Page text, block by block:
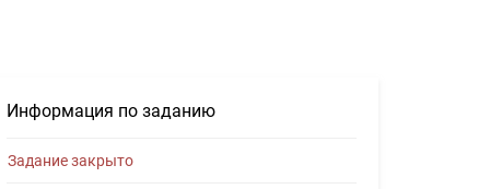
Информация по заданию
Задание закрыто